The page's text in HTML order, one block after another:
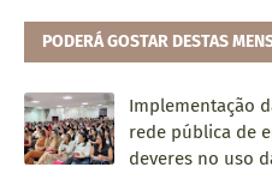
PODERÁ GOSTAR DESTAS
Implementação
rede pública de
deveres no uso